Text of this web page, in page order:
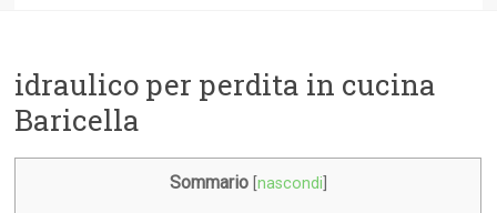
idraulico per perdita in cucina
Baricella
Sommario nascondi